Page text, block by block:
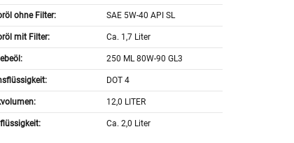
ohne Filter: SAE 5W-40 API SL
mit Filter: Ca. 1,7 Liter
250 ML 80W-90 GL3
DOT 4
12,0 LITER
Ca. 2,0 Liter